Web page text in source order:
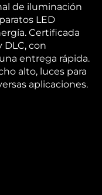
de iluminación
LED
Certificada
DLC, con
entrega rápida.
alto, luces para
aplicaciones.